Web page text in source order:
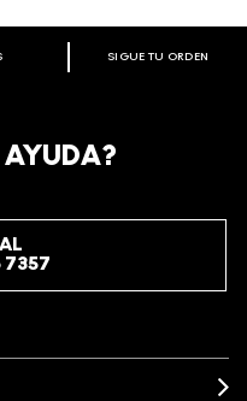
INFORMACIÓN
SIGUE TU ORDEN
AYUDA?
7357